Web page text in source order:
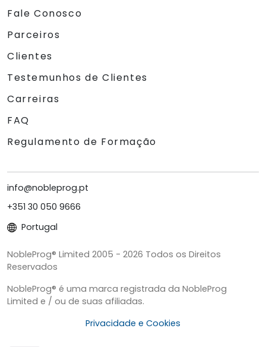
Fale Conosco
Parceiros
Clientes
Testemunhos de Clientes
Carreiras
FAQ
Regulamento de Formação
info@nobleprog.pt
+351 30 050 9666
Portugal
NobleProg® Limited 2005 - 2026 Todos os Direitos
Reservados
NobleProg® é uma marca registrada da NobleProg
Limited e / ou de suas afiliadas.
Privacidade e Cookies